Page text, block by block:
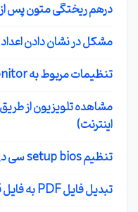
درهم ریختگی متون پس از Copy &Paste در Word
مشکل در نشان دادن
تنظیمات مربوط به monitor در ویندوز 7
مشاهده تلویزیون از
اینترنت)
تنظیم setup bios سی دی رام برای انواع لب تاپ ها
تبدیل فایل PDF به فایل قابل جستجو